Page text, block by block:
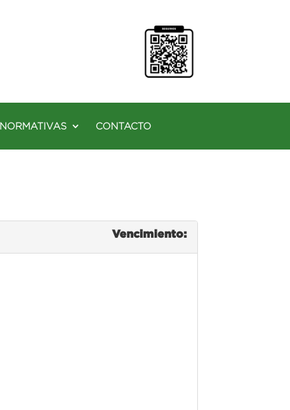
NORMATIVAS CONTACTO
Vencimiento: